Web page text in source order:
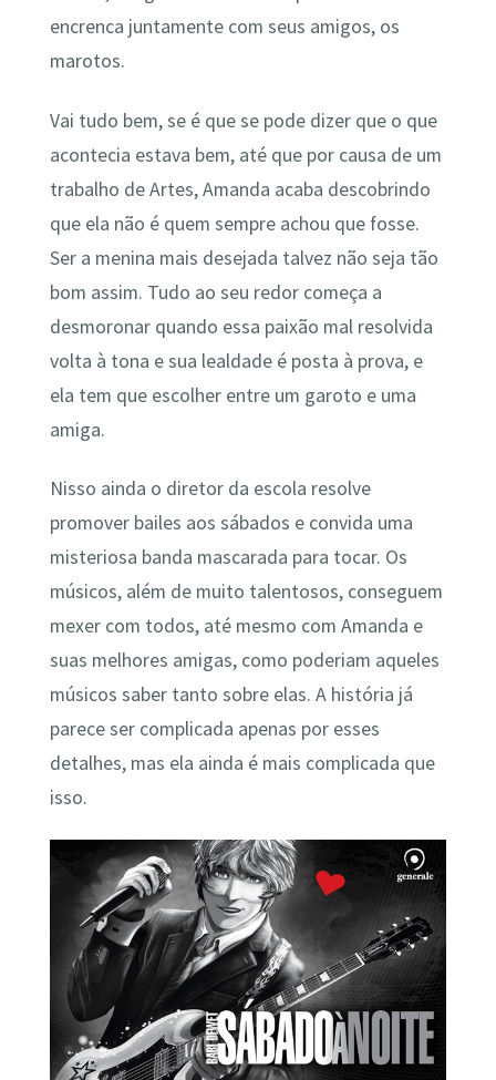
encrenca juntamente com seus amigos, os
marotos.
Vai tudo bem, se é que se pode dizer que o que
acontecia estava bem, até que por causa de um
trabalho de Artes, Amanda acaba descobrindo
que ela não é quem sempre achou que fosse.
Ser a menina mais desejada talvez não seja tão
bom assim. Tudo ao seu redor começa a
desmoronar quando essa paixão mal resolvida
volta à tona e sua lealdade é posta à prova, e
ela tem que escolher entre um garoto e uma
amiga.
Nisso ainda o diretor da escola resolve
promover bailes aos sábados e convida uma
misteriosa banda mascarada para tocar. Os
músicos, além de muito talentosos, conseguem
mexer com todos, até mesmo com Amanda e
suas melhores amigas, como poderiam aqueles
músicos saber tanto sobre elas. A história já
parece ser complicada apenas por esses
detalhes, mas ela ainda é mais complicada que
isso.